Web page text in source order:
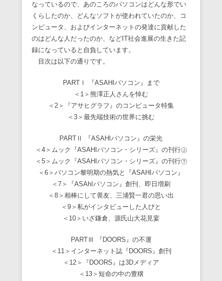
なっているので、あのころのパソコンはどんな形でい
くらしたのか、どんなソフトが使われていたのか、コ
ンピュータ、およびインターネットの発達に貢献した
のはどんな人だったのか、などIT社会進展の生きた記
録になっていると自負しています。
目次は以下の通りです。
PARTⅠ 『ASAHIパソコン』まで
＜1＞熊澤正人さんを悼む
＜2＞『アサヒグラフ』のコンピュータ特集
＜3＞最先端技術の世界に挑む
PARTⅡ 『ASAHIパソコン』の栄光
＜4＞ムック『ASAHIパソコン・シリーズ』の刊行㊤
＜5＞ムック『ASAHIパソコン・シリーズ』の刊行㊦
＜6＞パソコン黎明期の熱気と『ASAHIパソコン』
＜7＞『ASAhIパソコン』創刊、即日増刷
＜8＞相棒にして畏友、三浦賢一君の思い出
＜9＞私がインタビューした人びと
＜10＞いざ鎌倉、源氏山大花見宴
PARTⅢ 『DOORS』の不運
＜11＞インターネット誌『DOORS』創刊
＜12＞『DOORS』は3Dメディア
＜13＞短命の中の豊穣